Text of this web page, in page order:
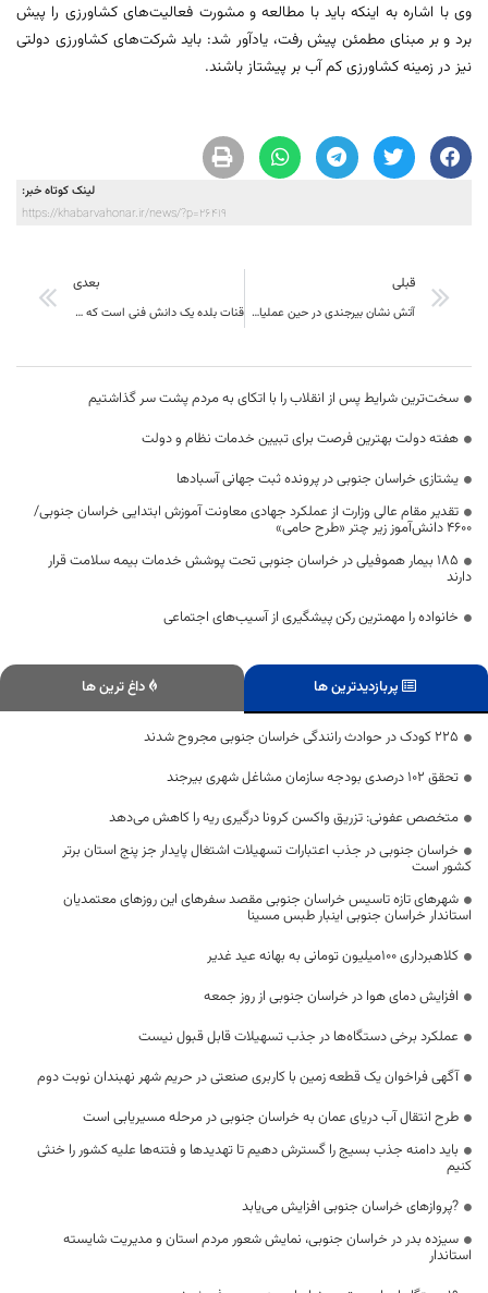
وی با اشاره به اینکه باید با مطالعه و مشورت فعالیت‌های کشاورزی را پیش
برد و بر مبنای مطمئن پیش رفت، یادآور شد: باید شرکت‌های کشاورزی دولتی
نیز در زمینه کشاورزی کم آب بر پیشتاز باشند.
لینک کوتاه خبر:
https://khabarvahonar.ir/news/?p=26419
قبلی
آتش نشان بیرجندی در حین عملیات جان باخت
بعدی
قنات بلده یک دانش فنی است که جهانیان نزد این هنر سر تعظیم فرود آورده اند
سخت‌ترین شرایط پس از انقلاب را با اتکای به مردم پشت سر گذاشتیم
هفته دولت بهترین فرصت برای تبیین خدمات نظام و دولت
یشتازی خراسان جنوبی در پرونده ثبت جهانی آسبادها
تقدیر مقام عالی وزارت از عملکرد جهادی معاونت آموزش ابتدایی خراسان جنوبی/
۴۶۰۰ دانش‌آموز زیر چتر «طرح حامی»
۱۸۵ بیمار هموفیلی در خراسان جنوبی تحت پوشش خدمات بیمه سلامت قرار
دارند
خانواده را مهمترین رکن پیشگیری از آسیب‌های اجتماعی
پربازدیدترین ها داغ ترین ها
225 کودک در حوادث رانندگی خراسان جنوبی مجروح شدند
تحقق ۱۰۲ درصدی بودجه سازمان مشاغل شهری بیرجند
متخصص عفونی: تزریق واکسن کرونا درگیری ریه را کاهش می‌دهد
خراسان جنوبی در جذب اعتبارات تسهیلات اشتغال پایدار جز پنج استان برتر
کشور است
شهرهای تازه تاسیس خراسان جنوبی مقصد سفرهای این روزهای معتمدیان
استاندار خراسان جنوبی اینبار طبس مسینا
کلاهبرداری 100میلیون تومانی به بهانه عید غدیر
افزایش دمای هوا در خراسان جنوبی از روز جمعه
عملکرد برخی دستگاه‌ها در جذب تسهیلات قابل قبول نیست
آگهی فراخوان یک قطعه زمین با کاربری صنعتی در حریم شهر نهبندان نوبت دوم
طرح انتقال آب دریای عمان به خراسان جنوبی در مرحله مسیریابی است
باید دامنه جذب بسیج را گسترش دهیم تا تهدیدها و فتنه‌ها علیه کشور را خنثی
کنیم
?پروازهای خراسان جنوبی افزایش می‌یابد
سیزده بدر در خراسان جنوبی، نمایش شعور مردم استان و مدیریت شایسته
استاندار